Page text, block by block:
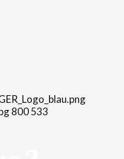
800533